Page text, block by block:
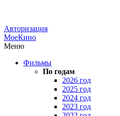
Авторизация
МоеКино
Меню
Фильмы
По годам
2026 год
2025 год
2024 год
2023 год